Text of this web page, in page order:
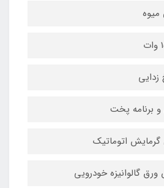
برنامه پخت
اتوماتیک
گالوانیزه خودرویی